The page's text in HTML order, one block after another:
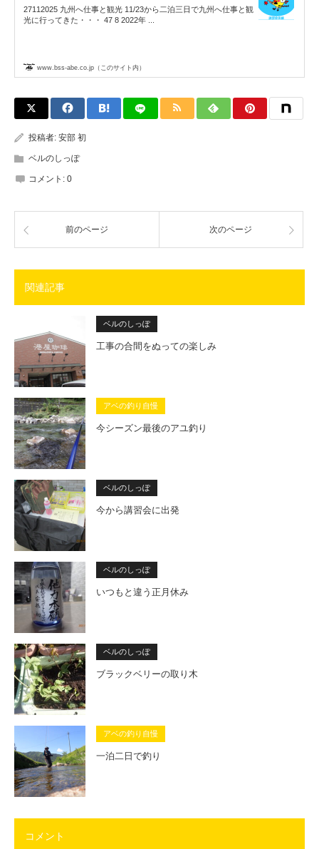
27112025 九州へ仕事と観光 11/23から二泊三日で九州へ仕事と観
光に行ってきた・・・ 47 8 2022年 ...
www.bss-abe.co.jp（このサイト内）
投稿者: 安部 初
ベルのしっぽ
コメント: 0
前のページ 次のページ
関連記事
ベルのしっぽ
工事の合間をぬっての楽しみ
アベの釣り自慢
今シーズン最後のアユ釣り
ベルのしっぽ
今から講習会に出発
ベルのしっぽ
いつもと違う正月休み
ベルのしっぽ
ブラックベリーの取り木
アベの釣り自慢
一泊二日で釣り
コメント